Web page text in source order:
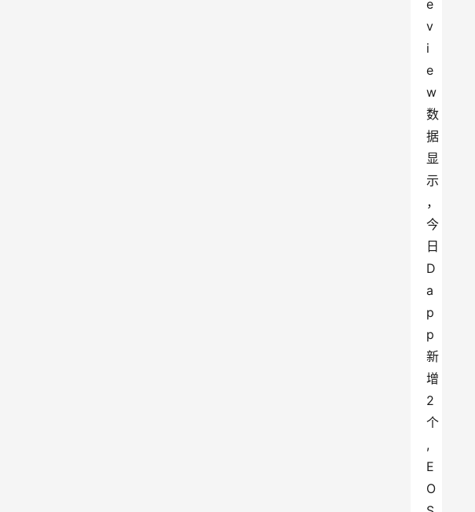
e
v
i
e
w
数
据
显
示
，
今
日
D
a
p
p
新
增
2
个
,
E
O